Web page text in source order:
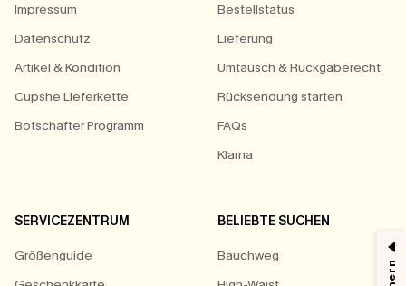
Impressum
Datenschutz
Artikel & Kondition
Cupshe Lieferkette
Botschafter Programm
Bestellstatus
Lieferung
Umtausch & Rückgaberecht
Rücksendung starten
FAQs
Klarna
SERVICEZENTRUM
Größenguide
BELIEBTE SUCHEN
Bauchweg